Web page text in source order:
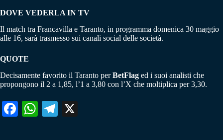
DOVE VEDERLA IN TV
Il match tra Francavilla e Taranto, in programma domenica 30 maggio
alle 16, sarà trasmesso sui canali social delle società.
QUOTE
Decisamente favorito il Taranto perBetFlag ed i suoi analisti che
propongono il 2 a 1,85, l’1 a 3,80 con l’X che moltiplica per 3,30.
Fa W
Te